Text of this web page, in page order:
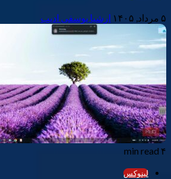
۵ مرداد, ۱۴۰۵ ارشیا یوسفی ادیب
۴ min read
لینوکس